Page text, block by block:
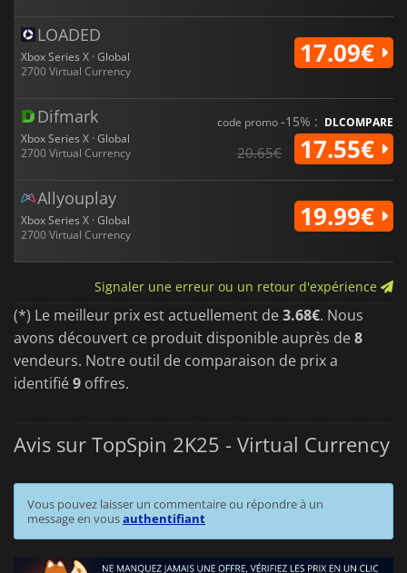
LOADED
Xbox Series X · Global
2700 Virtual Currency
17.09€
Difmark
Xbox Series X · Global
2700 Virtual Currency
code promo-15% : DLCOMPARE
20.65€ 17.55€
Allyouplay
Xbox Series X · Global
2700 Virtual Currency
19.99€
Signaler une erreur ou un retour d'expérience
(*) Le meilleur prix est actuellement de3.68€. Nous
avons découvert ce produit disponible auprès de8
vendeurs. Notre outil de comparaison de prix a
identifié9 offres.
Avis sur TopSpin 2K25 - Virtual Currency
Vous pouvez laisser un commentaire ou répondre à un
message en vousauthentifiant